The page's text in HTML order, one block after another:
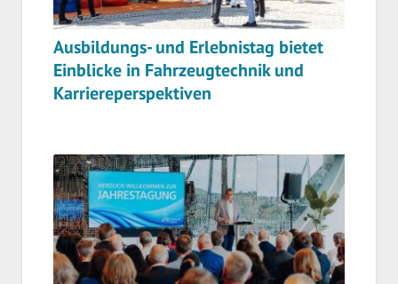
Ausbildungs- und Erlebnistag bietet
Einblicke in Fahrzeugtechnik und
Karriereperspektiven